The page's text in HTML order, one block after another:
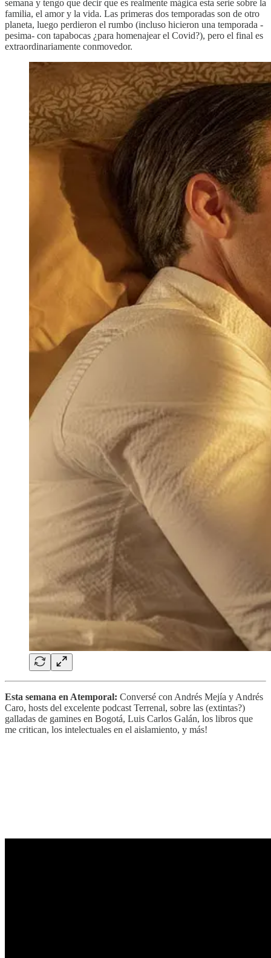
semana y tengo que decir que es realmente mágica esta serie sobre la
familia, el amor y la vida. Las primeras dos temporadas son de otro
planeta, luego perdieron el rumbo (incluso hicieron una temporada -
pesima- con tapabocas ¿para homenajear el Covid?), pero el final es
extraordinariamente conmovedor.
Esta semana en Atemporal: Conversé con Andrés Mejía y Andrés
Caro, hosts del excelente podcast Terrenal, sobre las (extintas?)
galladas de gamines en Bogotá, Luis Carlos Galán, los libros que
me critican, los intelectuales en el aislamiento, y más!